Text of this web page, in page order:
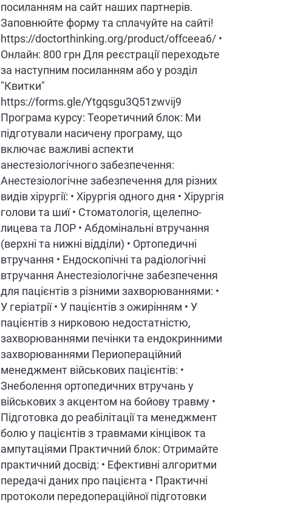
посиланням на сайт наших партнерів.
Заповнюйте форму та сплачуйте на сайті!
https://doctorthinking.org/product/offceea6/ •
Онлайн: 800 грн Для реєстрації переходьте
за наступним посиланням або у розділ
"Квитки"
https://forms.gle/Ytgqsgu3Q51zwvij9
Програма курсу: Теоретичний блок: Ми
підготували насичену програму, що
включає важливі аспекти
анестезіологічного забезпечення:
Анестезіологічне забезпечення для різних
видів хірургії: • Хірургія одного дня • Хірургія
голови та шиї • Стоматологія, щелепно-
лицева та ЛОР • Абдомінальні втручання
(верхні та нижні відділи) • Ортопедичні
втручання • Ендоскопічні та радіологічні
втручання Анестезіологічне забезпечення
для пацієнтів з різними захворюваннями: •
У геріатрії • У пацієнтів з ожирінням • У
пацієнтів з нирковою недостатністю,
захворюваннями печінки та ендокринними
захворюваннями Периопераційний
менеджмент військових пацієнтів: •
Знеболення ортопедичних втручань у
військових з акцентом на бойову травму •
Підготовка до реабілітації та менеджмент
болю у пацієнтів з травмами кінцівок та
ампутаціями Практичний блок: Отримайте
практичний досвід: • Ефективні алгоритми
передачі даних про пацієнта • Практичні
протоколи передопераційної підготовки